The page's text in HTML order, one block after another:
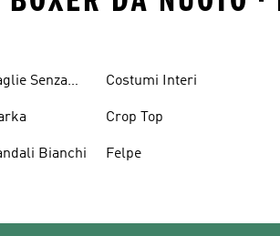
Senza
Bianchi
Costumi Interi
Crop Top
Felpe